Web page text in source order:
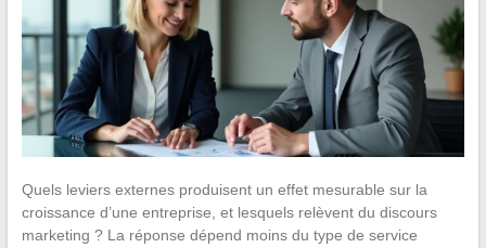
Quels leviers externes produisent un effet mesurable sur la
croissance d’une entreprise, et lesquels relèvent du discours
marketing ? La réponse dépend moins du type de service